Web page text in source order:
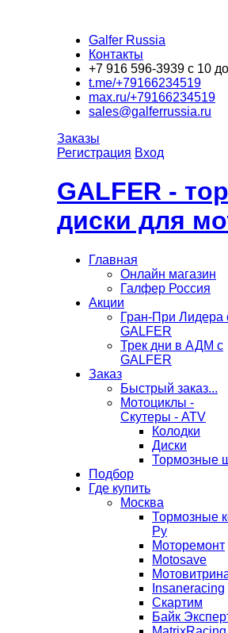
Galfer Russia
Контакты
+7 916 596-3939 с 10
t.me/+79166234519
max.ru/+79166234519
sales@galferrussia.ru
Заказы
Регистрация Вход
GALFER -
диски для
Главная
Онлайн магазин
Галфер Россия
Акции
Гран-При Лидера
GALFER
Трек дни в АДМ с
GALFER
Заказ
Быстрый заказ...
Мотоциклы -
Скутеры - ATV
Колодки
Диски
Тормозные
Подбор
Где купить
Москва
Тормозные
Ру
Моторемонт
Motosave
Insaneracing
Скартим
Байк